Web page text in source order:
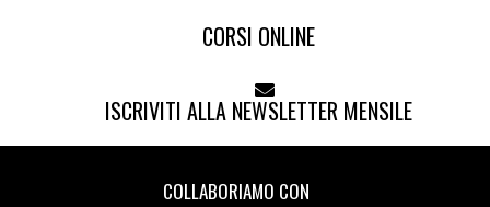
CORSI ONLINE
ISCRIVITI ALLA NEWSLETTER MENSILE
COLLABORIAMO CON